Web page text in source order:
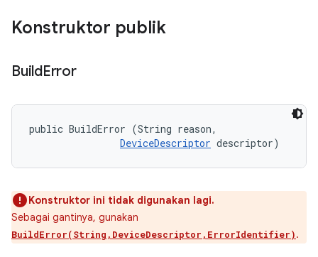
Konstruktor publik
BuildError
public BuildError (String reason,
DeviceDescriptor descriptor)
Konstruktor ini tidak digunakan lagi.
Sebagai gantinya, gunakan
BuildError(String,DeviceDescriptor,ErrorIdentifier).